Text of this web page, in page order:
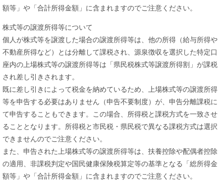
額等」や「合計所得金額」に含まれますのでご注意ください。
株式等の譲渡所得等について
個人が株式等を譲渡した場合の譲渡所得等は、他の所得（給与所得や
不動産所得など）とは分離して課税され、源泉徴収を選択した特定口
座内の上場株式等の譲渡所得等は「県民税株式等譲渡所得割」が課税
され差し引きされます。
既に差し引きによって税金を納めているため、上場株式等の譲渡所得
等を申告する必要はありません（申告不要制度）が、申告分離課税に
て申告することもできます。この場合、所得税と課税方式を一致させ
ることとなります。所得税と市民税・県民税で異なる課税方式は選択
できませんのでご注意ください。
また、申告された上場株式等の譲渡所得等は、扶養控除や配偶者控除
の適用、非課税判定や国民健康保険税算定等の基準となる「総所得金
額等」や「合計所得金額」に含まれますのでご注意ください。